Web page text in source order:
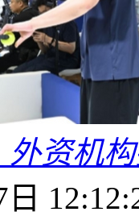
外资机